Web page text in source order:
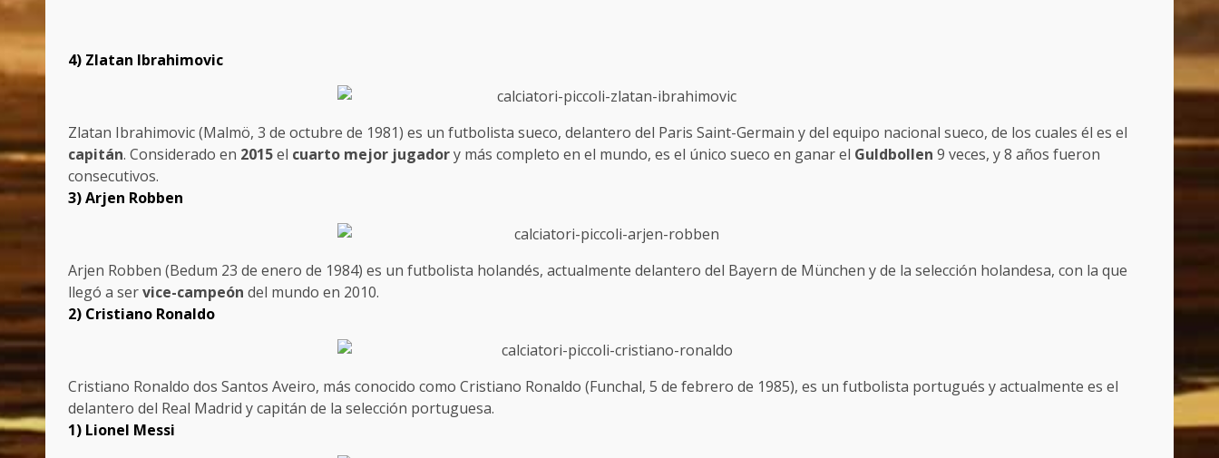
4) Zlatan Ibrahimovic
Zlatan Ibrahimovic (Malmö, 3 de octubre de 1981) es un futbolista sueco, delantero del Paris Saint-Germain y del equipo nacional sueco, de los cuales él es el
capitán. Considerado en 2015el cuarto mejor jugadory más completo en el mundo, es el único sueco en ganar el Guldbollen 9 veces, y 8 años fueron
consecutivos.
3) Arjen Robben
Arjen Robben (Bedum 23 de enero de 1984) es un futbolista holandés, actualmente delantero del Bayern de München y de la selección holandesa, con la que
llegó a service-campeón del mundo en 2010.
2) Cristiano Ronaldo
Cristiano Ronaldo dos Santos Aveiro, más conocido como Cristiano Ronaldo (Funchal, 5 de febrero de 1985), es un futbolista portugués y actualmente es el
delantero del Real Madrid y capitán de la selección portuguesa.
1) Lionel Messi